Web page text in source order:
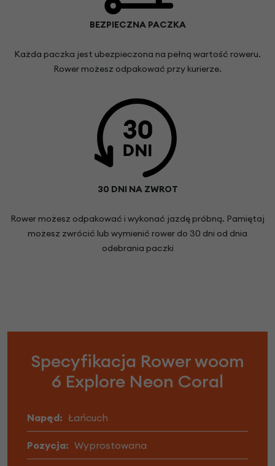
BEZPIECZNA PACZKA
Każda paczka jest ubezpieczona na pełną wartość roweru.
Rower możesz odpakować przy kurierze.
30 DNI NA ZWROT
Rower możesz odpakować i wykonać jazdę próbną. Pamiętaj
możesz zwrócić lub wymienić rower do 30 dni od dnia
odebrania paczki
Specyfikacja Rower woom
6 Explore Neon Coral
Napęd: Łańcuch
Pozycja: Wyprostowana